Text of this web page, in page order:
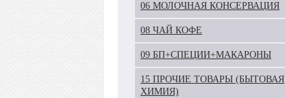
06 МОЛОЧНАЯ КОНСЕРВАЦИЯ
08 ЧАЙ КОФЕ
09 БП+СПЕЦИИ+МАКАРОНЫ
15 ПРОЧИЕ ТОВАРЫ (БЫТОВАЯ
ХИМИЯ)